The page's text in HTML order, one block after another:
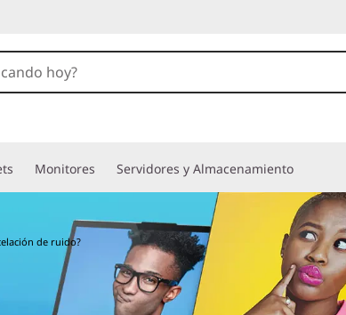
Monitores Servidores y Almacenamiento
de ruido?